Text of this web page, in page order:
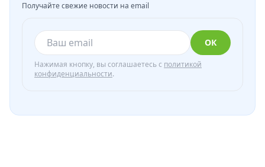
Получайте свежие новости на email
ОК
Нажимая кнопку, вы соглашаетесь с политикой
конфиденциальности.